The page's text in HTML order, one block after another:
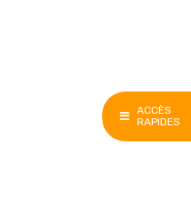
ACCÈS
RAPIDES